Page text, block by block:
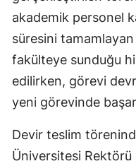
akademik personel
süresini
fakülteye sunduğu
edilirken, görevi
yeni görevinde
Devir teslim
Üniversitesi Rektörü